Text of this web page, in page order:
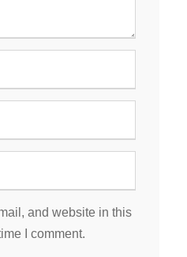
and website in this
I comment.